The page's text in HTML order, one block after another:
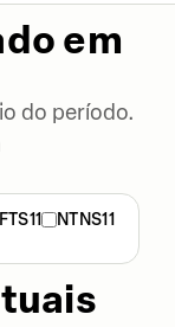
em
do período.
NTNS11